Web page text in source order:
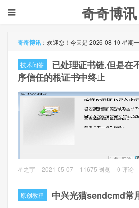
奇奇博讯
奇奇博讯 ： 欢迎您！今天是 2026-08-10 星期一
技术问答
已处理证书链,但是在
序信任的根证书中终止
问题描述
过程中直接报错，错误提示：已处理证
任提供程序信任的根证书中终止。
星之宇 2021-05-07 11675 浏览 0 评论
原创教程 中兴光猫sendcmd常